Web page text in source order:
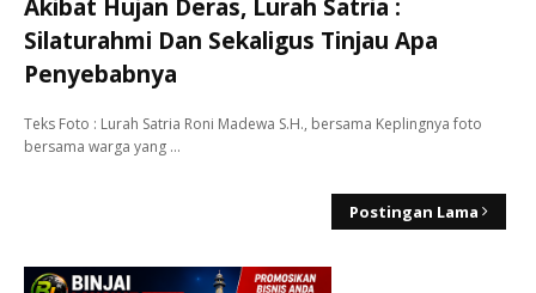
Akibat Hujan Deras, Lurah Satria :
Silaturahmi Dan Sekaligus Tinjau Apa
Penyebabnya
Teks Foto : Lurah Satria Roni Madewa S.H., bersama Keplingnya foto
bersama warga yang …
Postingan Lama